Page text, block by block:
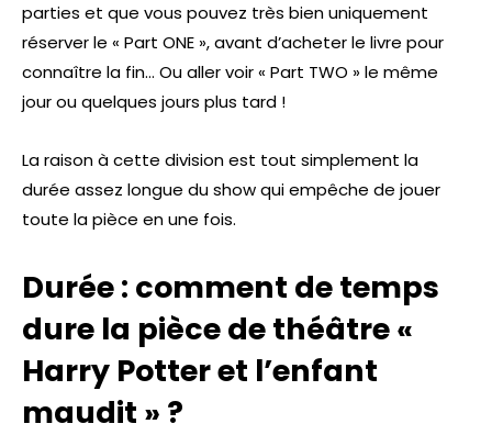
parties et que vous pouvez très bien uniquement
réserver le « Part ONE », avant d’acheter le livre pour
connaître la fin… Ou aller voir « Part TWO » le même
jour ou quelques jours plus tard !
La raison à cette division est tout simplement la
durée assez longue du show qui empêche de jouer
toute la pièce en une fois.
Durée : comment de temps
dure la pièce de théâtre «
Harry Potter et l’enfant
maudit » ?